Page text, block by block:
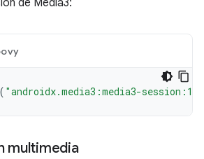
de Media3:
( "androidx.media3:media3-
multimedia